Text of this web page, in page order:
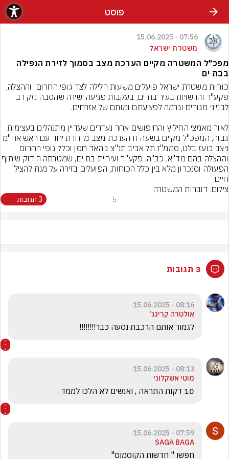
פוסט
07:56 - 15.06.2025
משטרת ישראל
מפכ"ל המשטרה מקיים הערכת מצב בסמוך לזירת הנפילה
בבת ים
פקע"ר והרשויות בעיר בת ים, בעקבות פגיעה ישירה שהסבה נזק רב
חיים.
צילום: דוברות המשטרה
5 3 תגובות
3 תגובות
08:16 - 15.06.2025
אולטרה קרינג'
לגמור אותם הרכבת נסעה כבר!!!!!!!!
08:13 - 15.06.2025
מוטי אשקלוני
10 דקות התראה , ואנשים לא הלכו לממד .
07:59 - 15.06.2025
SAGA BAGA